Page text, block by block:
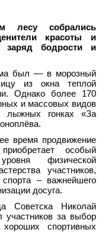
лесу собрались
красоты и
заряд бодрости и
был — в морозный
из окна теплой
Однако более 170
и массовых видов
лыжных гонках «За
время продвижение
особый
физической
участников,
– важнейшего
досуга.
Советска Николай
участников за выбор
спортивных